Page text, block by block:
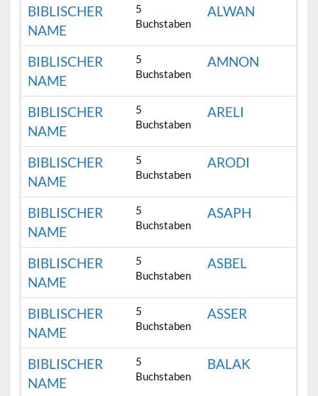
BIBLISCHER
NAME
5
Buchstaben
ALWAN
BIBLISCHER
NAME
5
Buchstaben
AMNON
BIBLISCHER
NAME
5
Buchstaben
ARELI
BIBLISCHER
NAME
5
Buchstaben
ARODI
BIBLISCHER
NAME
5
Buchstaben
ASAPH
BIBLISCHER
NAME
5
Buchstaben
ASBEL
BIBLISCHER
NAME
5
Buchstaben
ASSER
BIBLISCHER
NAME
5
Buchstaben
BALAK